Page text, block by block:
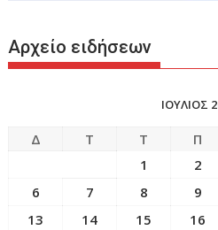
Αρχείο ειδήσεων
ΙΟΥΛΙΟΣ
Δ Τ Τ Π
1
2
6
7 8 9
13
14 15 16